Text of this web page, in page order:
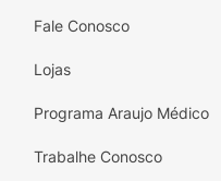
Fale Conosco
Lojas
Programa Araujo Médico
Trabalhe Conosco